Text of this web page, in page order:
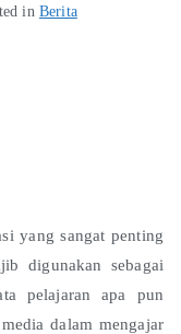
in Berita
yang sangat penting
digunakan sebagai
pelajaran apa pun
dalam mengajar